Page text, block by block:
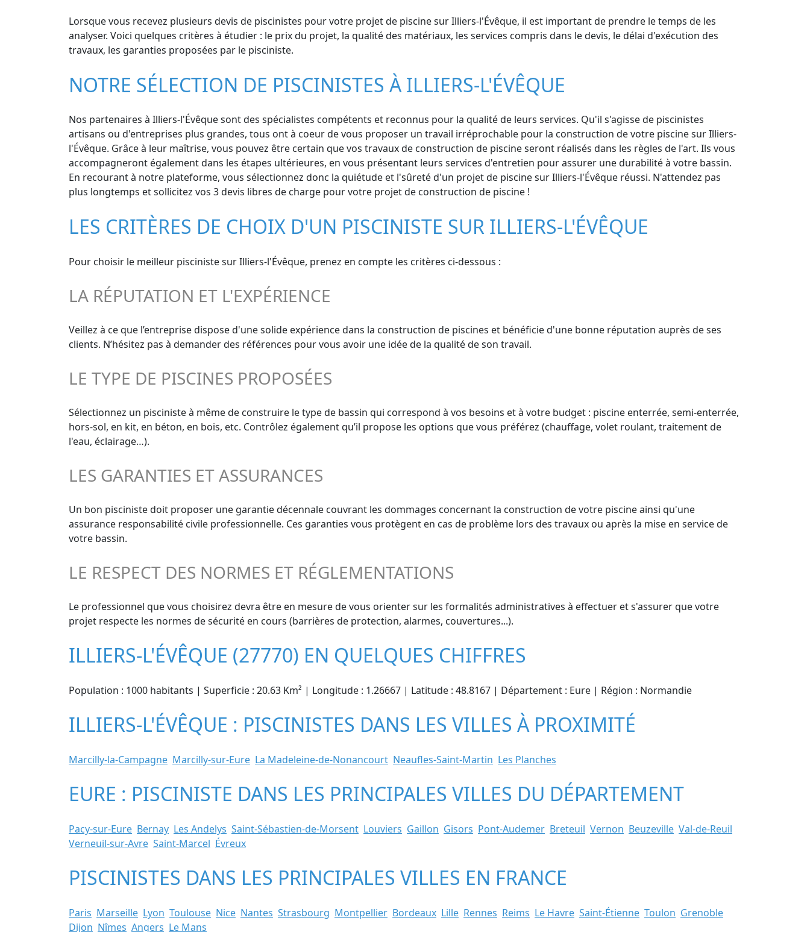
Lorsque vous recevez plusieurs devis de piscinistes pour votre projet de piscine sur Illiers-l'Évêque, il est important de prendre le temps de les
analyser. Voici quelques critères à étudier : le prix du projet, la qualité des matériaux, les services compris dans le devis, le délai d'exécution des
travaux, les garanties proposées par le pisciniste.
NOTRE SÉLECTION DE PISCINISTES À ILLIERS-L'ÉVÊQUE
Nos partenaires à Illiers-l'Évêque sont des spécialistes compétents et reconnus pour la qualité de leurs services. Qu'il s'agisse de piscinistes
artisans ou d'entreprises plus grandes, tous ont à coeur de vous proposer un travail irréprochable pour la construction de votre piscine sur Illiers-
l'Évêque. Grâce à leur maîtrise, vous pouvez être certain que vos travaux de construction de piscine seront réalisés dans les règles de l'art. Ils vous
accompagneront également dans les étapes ultérieures, en vous présentant leurs services d'entretien pour assurer une durabilité à votre bassin.
En recourant à notre plateforme, vous sélectionnez donc la quiétude et l'sûreté d'un projet de piscine sur Illiers-l'Évêque réussi. N'attendez pas
plus longtemps et sollicitez vos 3 devis libres de charge pour votre projet de construction de piscine !
LES CRITÈRES DE CHOIX D'UN PISCINISTE SUR ILLIERS-L'ÉVÊQUE
Pour choisir le meilleur pisciniste sur Illiers-l'Évêque, prenez en compte les critères ci-dessous :
LA RÉPUTATION ET L'EXPÉRIENCE
Veillez à ce que l’entreprise dispose d'une solide expérience dans la construction de piscines et bénéficie d'une bonne réputation auprès de ses
clients. N’hésitez pas à demander des références pour vous avoir une idée de la qualité de son travail.
LE TYPE DE PISCINES PROPOSÉES
Sélectionnez un pisciniste à même de construire le type de bassin qui correspond à vos besoins et à votre budget : piscine enterrée, semi-enterrée,
hors-sol, en kit, en béton, en bois, etc. Contrôlez également qu’il propose les options que vous préférez (chauffage, volet roulant, traitement de
l'eau, éclairage…).
LES GARANTIES ET ASSURANCES
Un bon pisciniste doit proposer une garantie décennale couvrant les dommages concernant la construction de votre piscine ainsi qu'une
assurance responsabilité civile professionnelle. Ces garanties vous protègent en cas de problème lors des travaux ou après la mise en service de
votre bassin.
LE RESPECT DES NORMES ET RÉGLEMENTATIONS
Le professionnel que vous choisirez devra être en mesure de vous orienter sur les formalités administratives à effectuer et s'assurer que votre
projet respecte les normes de sécurité en cours (barrières de protection, alarmes, couvertures...).
ILLIERS-L'ÉVÊQUE (27770) EN QUELQUES CHIFFRES
Population : 1000 habitants | Superficie : 20.63 Km² | Longitude : 1.26667 | Latitude : 48.8167 | Département : Eure | Région : Normandie
ILLIERS-L'ÉVÊQUE : PISCINISTES DANS LES VILLES À PROXIMITÉ
Marcilly-la-Campagne Marcilly-sur-Eure La Madeleine-de-Nonancourt Neaufles-Saint-Martin Les Planches
EURE : PISCINISTE DANS LES PRINCIPALES VILLES DU DÉPARTEMENT
Pacy-sur-Eure Bernay Les Andelys Saint-Sébastien-de-Morsent Louviers Gaillon Gisors Pont-Audemer Breteuil Vernon Beuzeville Val-de-Reuil
Verneuil-sur-Avre Saint-Marcel Évreux
PISCINISTES DANS LES PRINCIPALES VILLES EN FRANCE
Paris Marseille Lyon Toulouse Nice Nantes Strasbourg Montpellier Bordeaux Lille Rennes Reims Le Havre Saint-Étienne Toulon Grenoble
Dijon Nîmes Angers Le Mans